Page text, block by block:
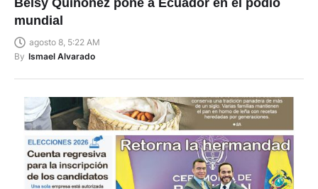
Belsy Quiñónez pone a Ecuador en el podio
mundial
agosto 8, 5:22 AM
By Ismael Alvarado